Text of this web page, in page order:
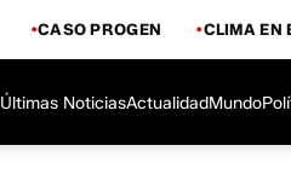
CASO PROGEN CLIMA EN
Últimas NoticiasActualidadMundo